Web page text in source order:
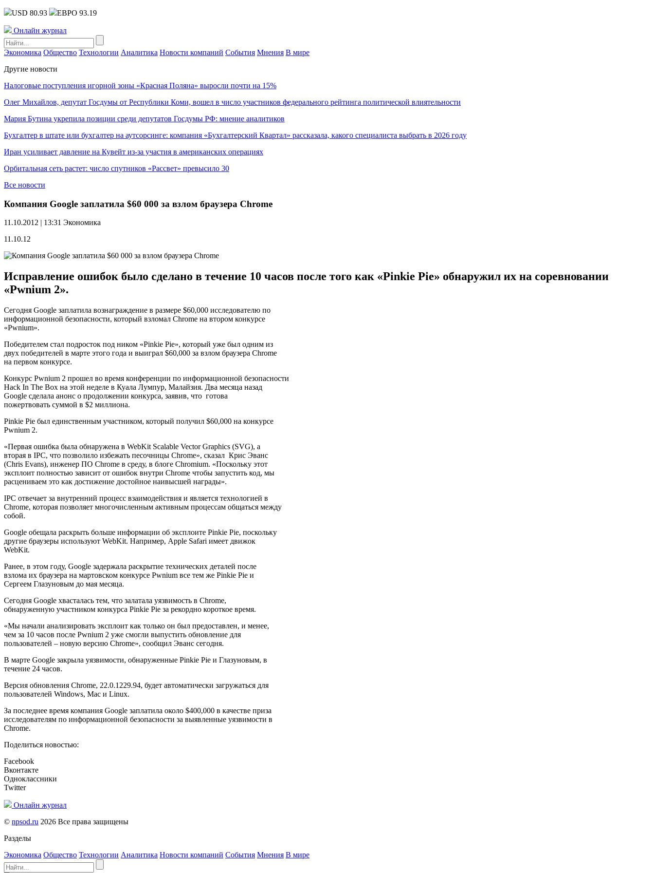
USD 80.93 ЕВРО 93.19
Онлайн журнал
Экономика Общество Технологии Аналитика Новости компаний События Мнения В мире
Другие новости
Налоговые поступления игорной зоны «Красная Поляна» выросли почти на 15%
Олег Михайлов, депутат Госдумы от Республики Коми, вошел в число участников федерального рейтинга политической влиятельности
Мария Бутина укрепила позиции среди депутатов Госдумы РФ: мнение аналитиков
Бухгалтер в штате или бухгалтер на аутсорсинге: компания «Бухгалтерский Квартал» рассказала, какого специалиста выбрать в 2026 году
Иран усиливает давление на Кувейт из-за участия в американских операциях
Орбитальная сеть растет: число спутников «Рассвет» превысило 30
Все новости
Компания Google заплатила $60 000 за взлом браузера Chrome
11.10.2012 | 13:31 Экономика
11.10.12
Исправление ошибок было сделано в течение 10 часов после того как «Pinkie Pie» обнаружил их на соревновании
«Pwnium 2».
Сегодня Google заплатила вознаграждение в размере $60,000 исследователю по
информационной безопасности, который взломал Chrome на втором конкурсе
«Pwnium».
Победителем стал подросток под ником «Pinkie Pie», который уже был одним из
двух победителей в марте этого года и выиграл $60,000 за взлом браузера Chrome
на первом конкурсе.
Конкурс Pwnium 2 прошел во время конференции по информационной безопасности
Hack In The Box на этой неделе в Куала Лумпур, Малайзия. Два месяца назад
Google сделала анонс о продолжении конкурса, заявив, что готова
пожертвовать суммой в $2 миллиона.
Pinkie Pie был единственным участником, который получил $60,000 на конкурсе
Pwnium 2.
«Первая ошибка была обнаружена в WebKit Scalable Vector Graphics (SVG), а
вторая в IPC, что позволило избежать песочницы Chrome», сказал Крис Эванс
(Chris Evans), инженер ПО Chrome в среду, в блоге Chromium. «Поскольку этот
эксплоит полностью зависит от ошибок внутри Chrome чтобы запустить код, мы
расцениваем это как достижение достойное наивысшей награды».
IPC отвечает за внутренний процесс взаимодействия и является технологией в
Chrome, которая позволяет многочисленным активным процессам общаться между
собой.
Google обещала раскрыть больше информации об эксплоите Pinkie Pie, поскольку
другие браузеры используют WebKit. Например, Apple Safari имеет движок
WebKit.
Ранее, в этом году, Google задержала раскрытие технических деталей после
взлома их браузера на мартовском конкурсе Pwnium все тем же Pinkie Pie и
Сергеем Глазуновым до мая месяца.
Сегодня Google хвасталась тем, что залатала уязвимость в Chrome,
обнаруженную участником конкурса Pinkie Pie за рекордно короткое время.
«Мы начали анализировать эксплоит как только он был предоставлен, и менее,
чем за 10 часов после Pwnium 2 уже смогли выпустить обновление для
пользователей – новую версию Chrome», сообщил Эванс сегодня.
В марте Google закрыла уязвимости, обнаруженные Pinkie Pie и Глазуновым, в
течение 24 часов.
Версия обновления Chrome, 22.0.1229.94, будет автоматически загружаться для
пользователей Windows, Mac и Linux.
За последнее время компания Google заплатила около $400,000 в качестве приза
исследователям по информационной безопасности за выявленные уязвимости в
Chrome.
Поделиться новостью:
Facebook
Вконтакте
Одноклассники
Twitter
Онлайн журнал
© npsod.ru 2026 Все права защищены
Разделы
Экономика Общество Технологии Аналитика Новости компаний События Мнения В мире